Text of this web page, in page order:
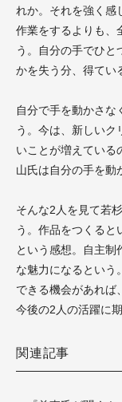
れか。それを強く感
作業をするよりも、
う。自分の手でひと
かを失う分、得てい
自分で手を動かさな
う。今は、新しいク
いことが増えている
山氏は自分の手を動
そんな2人を見て若
う。作品をつくると
という感想。自主制
な魅力になるという
できる機会があれば
今後の2人の活躍に期
関連記事